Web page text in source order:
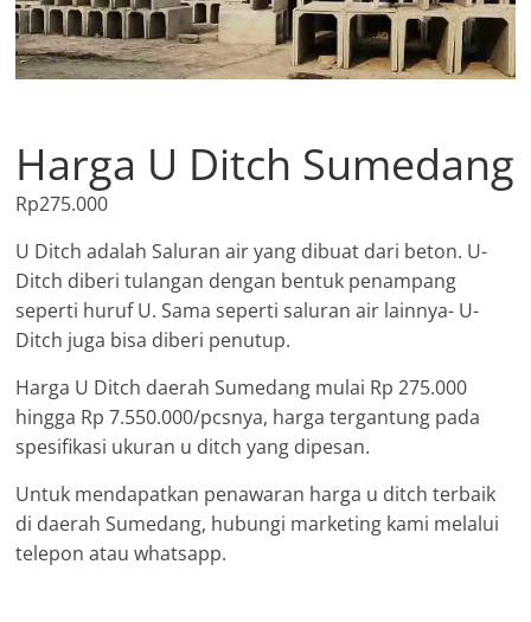
Harga U Ditch Sumedang
Rp275.000
U Ditch adalah Saluran air yang dibuat dari beton. U-
Ditch diberi tulangan dengan bentuk penampang
seperti huruf U. Sama seperti saluran air lainnya- U-
Ditch juga bisa diberi penutup.
Harga U Ditch daerah Sumedang mulai Rp 275.000
hingga Rp 7.550.000/pcsnya, harga tergantung pada
spesifikasi ukuran u ditch yang dipesan.
Untuk mendapatkan penawaran harga u ditch terbaik
di daerah Sumedang, hubungi marketing kami melalui
telepon atau whatsapp.